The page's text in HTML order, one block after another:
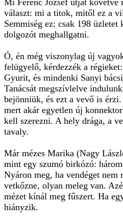
Mi Ferenc József útját követve
választ: mi a titok, mitől ez a
Semmiség ez: csak 198
dolgozót meghallgatni.
Ó, én még viszonylag új
felügyelő, kérdezzék a
Gyurit, és mindenki Sanyi
Tanácsát megszívlelve
bejönniük, és ezt a vevő is
mert akár egyetlen új
kell szerezni. A hely drága, a
tavaly.
Már mézes Marika (Nagy
mint egy szumó birkózó:
Nyáron meg, ha vendéget nem
vetkőzne, olyan meleg van.
mézet kínál meg fűszert. Ha
hiányzik.